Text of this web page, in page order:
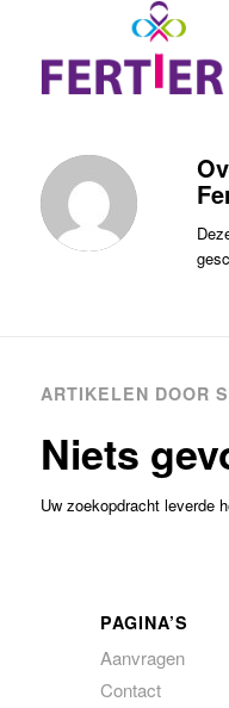
ARTIKELEN DOOR
Niets
Uw zoekopdracht leverde
PAGINA’S
Aanvragen
Contact